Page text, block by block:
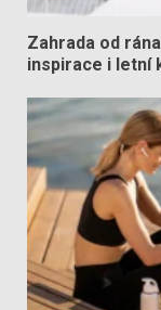
Zahrada od
inspirace i letní